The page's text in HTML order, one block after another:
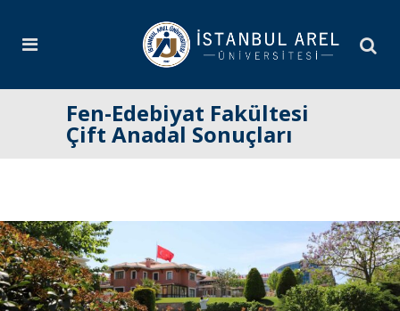
Fen-Edebiyat Fakültesi
Çift Anadal Sonuçları